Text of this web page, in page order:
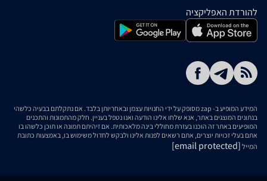
להורדת האפליקציה
המידע המופיע ב- zap מסופק על ידי החנויות עצמן ובאחריותן בלבד. אם נתקלתם בבעיה כלשהי
בנתונים המוצגים באתר, אנא שלחו אלינו הודעה ואנו נטפל בעניין. חלק מהתמונות והתכנים
המופיעים באתר זה הוכנו בעזרת מחוללי בינה מלאכותית. אם זיהיתם תמונה או תוכן כלשהו בו
אתם בעלי זכויות יוצרים, אתם רשאים לפנות אלינו ולבקש לחדול משימוש בו, באמצעות כתובת
המייל [email protected]